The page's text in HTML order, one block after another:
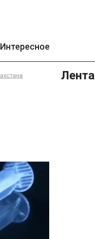
Интересное
Лента